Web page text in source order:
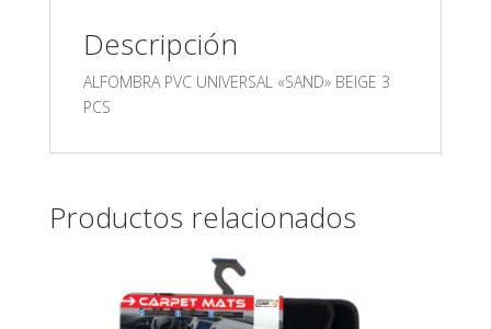
Descripción
ALFOMBRA PVC UNIVERSAL «SAND» BEIGE 3
PCS
Productos relacionados